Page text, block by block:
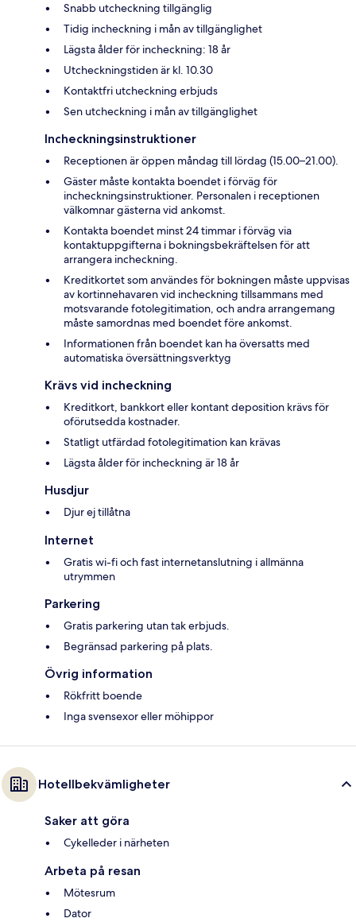
Snabb utcheckning tillgänglig
Tidig incheckning i mån av tillgänglighet
Lägsta ålder för incheckning: 18 år
Utcheckningstiden är kl. 10.30
Kontaktfri utcheckning erbjuds
Sen utcheckning i mån av tillgänglighet
Incheckningsinstruktioner
Receptionen är öppen måndag till lördag (15.00–21.00).
Gäster måste kontakta boendet i förväg för
incheckningsinstruktioner. Personalen i receptionen
välkomnar gästerna vid ankomst.
Kontakta boendet minst 24 timmar i förväg via
kontaktuppgifterna i bokningsbekräftelsen för att
arrangera incheckning.
Kreditkortet som användes för bokningen måste uppvisas
av kortinnehavaren vid incheckning tillsammans med
motsvarande fotolegitimation, och andra arrangemang
måste samordnas med boendet före ankomst.
Informationen från boendet kan ha översatts med
automatiska översättningsverktyg
Krävs vid incheckning
Kreditkort, bankkort eller kontant deposition krävs för
oförutsedda kostnader.
Statligt utfärdad fotolegitimation kan krävas
Lägsta ålder för incheckning är 18 år
Husdjur
Djur ej tillåtna
Internet
Gratis wi-fi och fast internetanslutning i allmänna
utrymmen
Parkering
Gratis parkering utan tak erbjuds.
Begränsad parkering på plats.
Övrig information
Rökfritt boende
Inga svensexor eller möhippor
Hotellbekvämligheter
Saker att göra
Cykelleder i närheten
Arbeta på resan
Mötesrum
Dator